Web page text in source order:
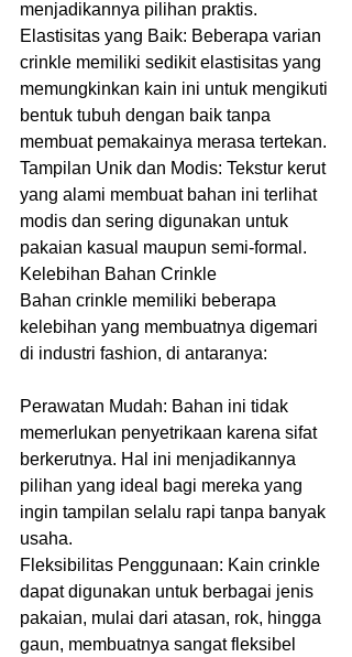
menjadikannya pilihan praktis.
Elastisitas yang Baik: Beberapa varian
crinkle memiliki sedikit elastisitas yang
memungkinkan kain ini untuk mengikuti
bentuk tubuh dengan baik tanpa
membuat pemakainya merasa tertekan.
Tampilan Unik dan Modis: Tekstur kerut
yang alami membuat bahan ini terlihat
modis dan sering digunakan untuk
pakaian kasual maupun semi-formal.
Kelebihan Bahan Crinkle
Bahan crinkle memiliki beberapa
kelebihan yang membuatnya digemari
di industri fashion, di antaranya:
Perawatan Mudah: Bahan ini tidak
memerlukan penyetrikaan karena sifat
berkerutnya. Hal ini menjadikannya
pilihan yang ideal bagi mereka yang
ingin tampilan selalu rapi tanpa banyak
usaha.
Fleksibilitas Penggunaan: Kain crinkle
dapat digunakan untuk berbagai jenis
pakaian, mulai dari atasan, rok, hingga
gaun, membuatnya sangat fleksibel